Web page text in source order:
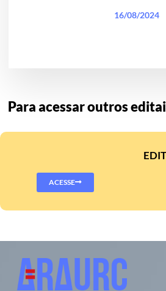
16/08/2024
Para acessar outros
ACESSE